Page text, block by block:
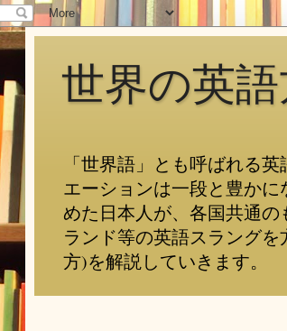
世界の英
「世界語」とも呼ばれる
エーションは一段と豊か
めた日本人が、各国共通
ランド等の英語スラング
方)を解説していきます。